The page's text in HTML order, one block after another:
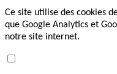
Ce site utilise des cookies
que Google Analytics et
notre site internet.